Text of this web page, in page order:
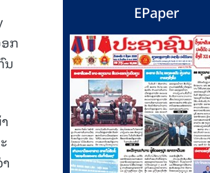
ກ
ນ
EPaper